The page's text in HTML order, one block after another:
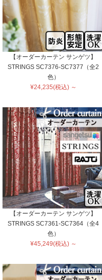
【オーダーカーテン サンゲツ】
STRINGS SC7376-SC7377（全2
色）
¥24,235(税込) ～
【オーダーカーテン サンゲツ】
STRINGS SC7361-SC7364（全4
色）
¥45,249(税込) ～